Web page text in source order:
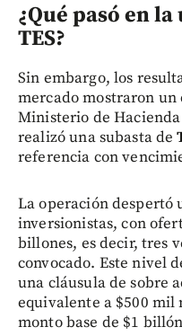
¿Qué pasó en
TES?
Sin embargo, los
mercado mostraron
Ministerio de
realizó una subasta de
referencia con
La operación despertó
inversionistas, con
billones, es decir, tres
convocado. Este nivel
una cláusula de sobre
equivalente a $500 mil
monto base de $1